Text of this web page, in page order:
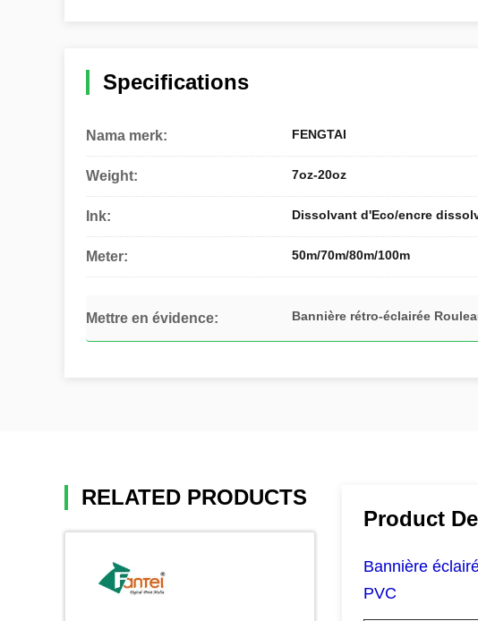
Specifications
Nama merk: FENGTAI
Weight: 7oz-20oz
Ink: Dissolvant d'Eco/encre
Meter: 50m/70m/80m/100m
Mettre en évidence: Bannière rétro-éclairée
Product
Bannière
PVC
RELATED PRODUCTS